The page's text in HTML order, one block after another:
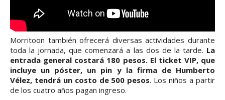
Morritoon también ofrecerá diversas actividades durante
toda la jornada, que comenzará a las dos de la tarde. La
entrada general costará 180 pesos. El ticket VIP, que
incluye un póster, un pin y la firma de Humberto
Vélez, tendrá un costo de 500 pesos. Los niños a partir
de los cuatro años pagan ingreso.